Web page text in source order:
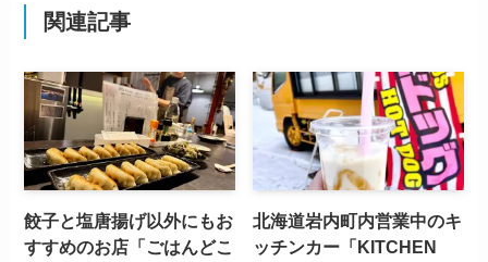
関連記事
餃子と塩唐揚げ以外にもお
すすめのお店「ごはんどこ
北海道岩内町内営業中のキ
ッチンカー「KITCHEN